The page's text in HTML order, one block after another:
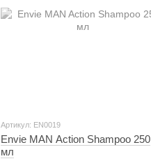
Артикул: EN0019
Envie MAN Action Shampoo 250
мл